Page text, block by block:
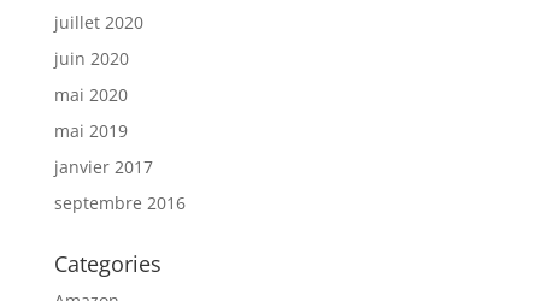
juillet 2020
juin 2020
mai 2020
mai 2019
janvier 2017
septembre 2016
Categories